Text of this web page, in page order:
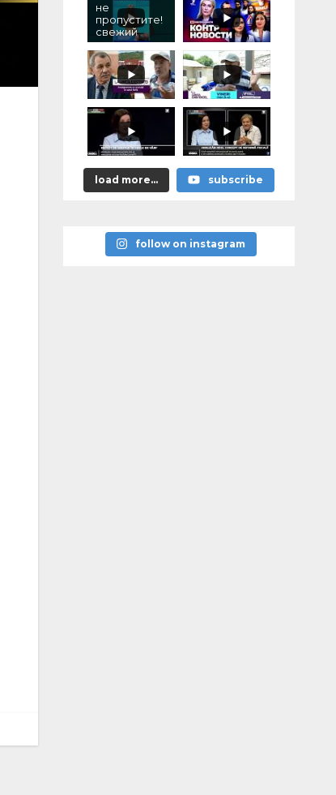
не
пропустите!
свежий
выпуск
«контрновос
тей» уже
сегодня, в
10:00
load more... subscribe
follow on instagram